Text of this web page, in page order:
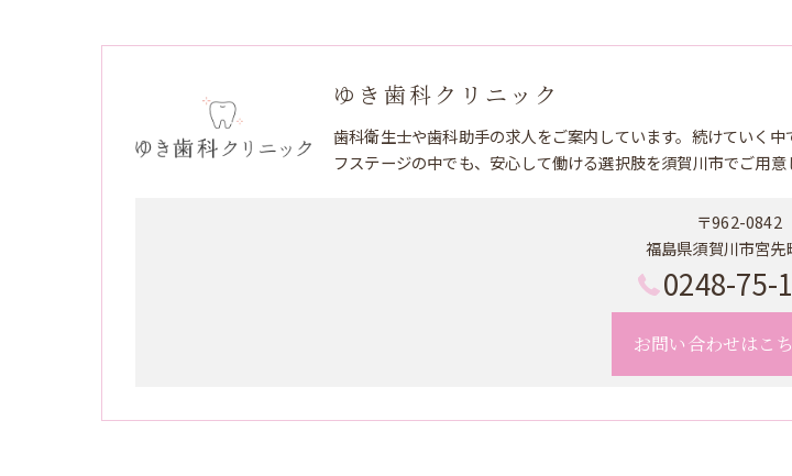
ゆき歯科クリニック
歯科衛生士や歯科助手の求人をご案内しています。続けていく
フステージの中でも、安心して働ける選択肢を須賀川市でご用意
〒962-0842
福島県須賀川市宮先
0248-75-
お問い合わせはこ